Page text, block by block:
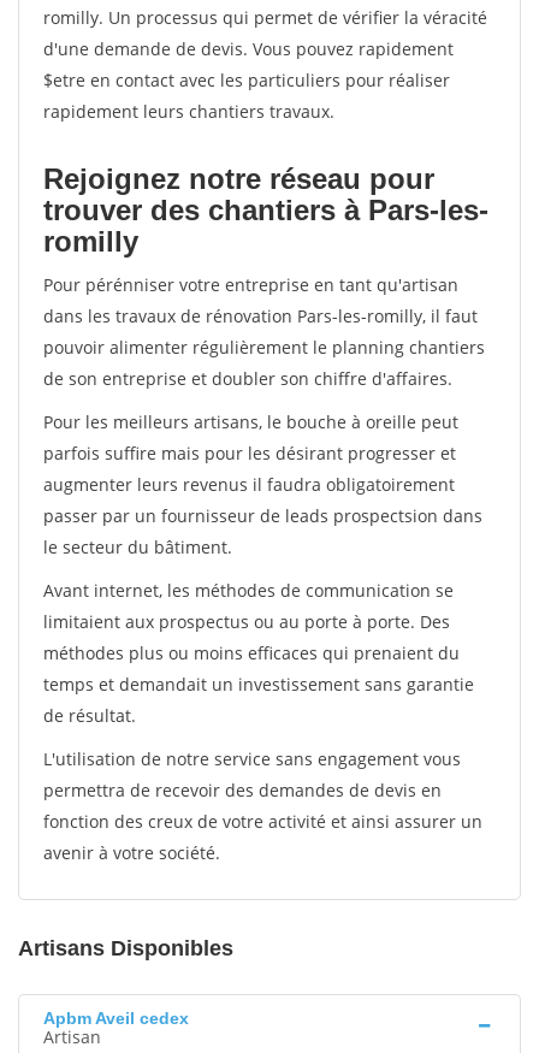
romilly. Un processus qui permet de vérifier la véracité
d'une demande de devis. Vous pouvez rapidement
$etre en contact avec les particuliers pour réaliser
rapidement leurs chantiers travaux.
Rejoignez notre réseau pour
trouver des chantiers à Pars-les-
romilly
Pour pérénniser votre entreprise en tant qu'artisan
dans les travaux de rénovation Pars-les-romilly, il faut
pouvoir alimenter régulièrement le planning chantiers
de son entreprise et doubler son chiffre d'affaires.
Pour les meilleurs artisans, le bouche à oreille peut
parfois suffire mais pour les désirant progresser et
augmenter leurs revenus il faudra obligatoirement
passer par un fournisseur de leads prospectsion dans
le secteur du bâtiment.
Avant internet, les méthodes de communication se
limitaient aux prospectus ou au porte à porte. Des
méthodes plus ou moins efficaces qui prenaient du
temps et demandait un investissement sans garantie
de résultat.
L'utilisation de notre service sans engagement vous
permettra de recevoir des demandes de devis en
fonction des creux de votre activité et ainsi assurer un
avenir à votre société.
Artisans Disponibles
Apbm Aveil cedex
Artisan